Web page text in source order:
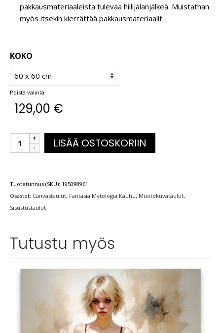
pakkausmateriaaleista tulevaa hiilijalanjälkeä. Muistathan
myös itsekin kierrättää pakkausmateriaalit.
KOKO
Poista valinta
129,00 €
LISÄÄ OSTOSKORIIN
Tuotetunnus (SKU): 195098961
Osastot: Canvastaulut, Fantasia Mytologia Kauhu, Muotokuvataulut,
Sisustustaulut
Tutustu myös